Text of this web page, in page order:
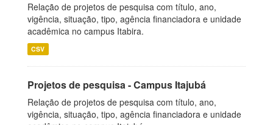
Relação de projetos de pesquisa com título, ano,
vigência, situação, tipo, agência financiadora e unidade
acadêmica no campus Itabira.
CSV
Projetos de pesquisa - Campus Itajubá
Relação de projetos de pesquisa com título, ano,
vigência, situação, tipo, agência financiadora e unidade